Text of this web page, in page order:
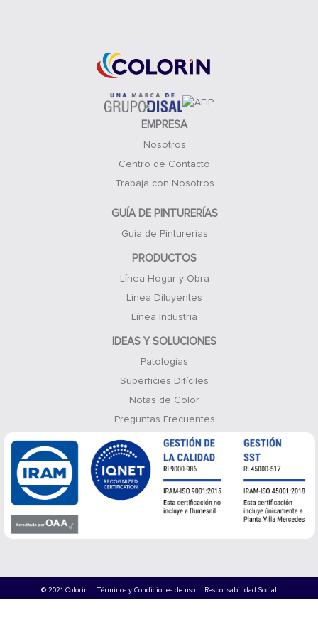
EMPRESA
Nosotros
Centro de Contacto
Trabaja con Nosotros
GUÍA DE PINTURERÍAS
Guía de Pinturerías
PRODUCTOS
Línea Hogar y Obra
Línea Diluyentes
Línea Industria
IDEAS Y SOLUCIONES
Patologías
Superficies Difíciles
Notas de Color
Preguntas Frecuentes
© 2021 Colorin Términos y Condiciones de uso Responsabilidad Social